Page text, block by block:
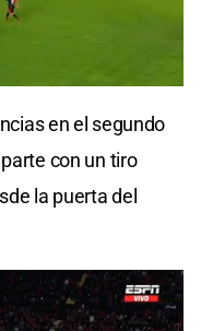
en el segundo
con un tiro
la puerta del